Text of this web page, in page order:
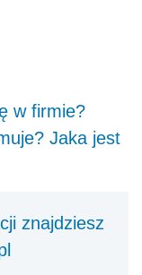
w firmie?
Jaka jest
znajdziesz